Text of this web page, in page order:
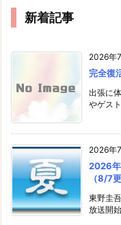
新着記事
2026年
完全復
出張に
やゲス
2026年
2026年
（8/7
東野圭
放送開